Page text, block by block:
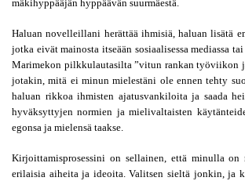
mäkihyppääjän hyppäävän suurmäestä.
Haluan novelleillani herättää ihmisiä, haluan lisätä
jotka eivät mainosta itseään sosiaalisessa mediassa
Marimekon pilkkulautasilta ”vitun rankan työviikon
jotakin, mitä ei minun mielestäni ole ennen tehty
haluan rikkoa ihmisten ajatusvankiloita ja saada
hyväksyttyjen normien ja mielivaltaisten
egonsa ja mielensä taakse.
Kirjoittamisprosessini on sellainen, että minulla
erilaisia aiheita ja ideoita. Valitsen sieltä jonkin, ja